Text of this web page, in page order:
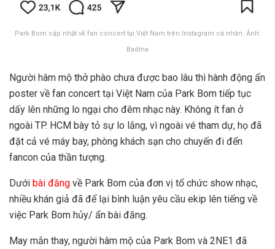
Park Bom cập nhật về fan concert tại Việt Nam trên Instagram cá nhân. Ảnh:
Badina
Người hâm mộ thở phào chưa được bao lâu thì hành động ẩn
poster về fan concert tại Việt Nam của Park Bom tiếp tục
dấy lên những lo ngại cho đêm nhạc này. Không ít fan ở
ngoài TP. HCM bày tỏ sự lo lắng, vì ngoài vé tham dự, họ đã
đặt cả vé máy bay, phòng khách sạn cho chuyến đi đến
fancon của thần tượng.
Dưới bài đăng về Park Bom của đơn vị tổ chức show nhạc,
nhiều khán giả đã để lại bình luận yêu cầu ekip lên tiếng về
việc Park Bom hủy/ ẩn bài đăng.
May mắn thay, người hâm mộ của Park Bom và 2NE1 đã